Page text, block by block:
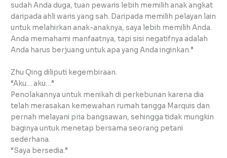
sudah Anda duga, tuan pewaris lebih memilih anak angkat
daripada ahli waris yang sah. Daripada memilih pelayan lain
untuk melahirkan anak-anaknya, saya lebih memilih Anda.
Anda memahami manfaatnya, tapi sisi negatifnya adalah
Anda harus berjuang untuk apa yang Anda inginkan.”
Zhu Qing diliputi kegembiraan.
“Aku… aku…”
Penolakannya untuk menikah di perkebunan karena dia
telah merasakan kemewahan rumah tangga Marquis dan
pernah melayani pria bangsawan, sehingga tidak mungkin
baginya untuk menetap bersama seorang petani
sederhana.
“Saya bersedia.”